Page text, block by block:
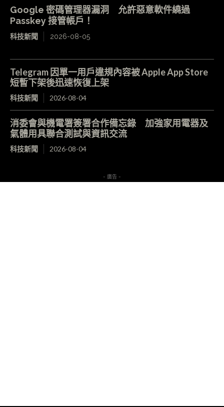
Google 密碼管理器漏洞 允許惡意軟件繞過
Passkey 接管帳戶！
科技新聞 2026-08-05
Telegram 因單一用戶違規內容被 Apple App Store
短暫下架後迅速恢復上架
科技新聞 2026-08-04
消委會與機電署簽署合作備忘錄 加強家用電器及
氣體用具聯合測試與資訊交流
科技新聞 2026-08-04
- 廣告 -